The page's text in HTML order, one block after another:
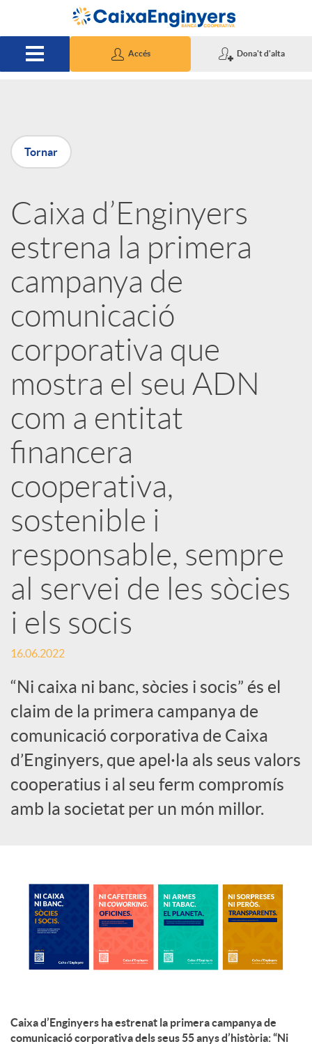
Salta al contingut principal
Accés Dona't d'alta
P
u
b
l
i
c
a
d
o
r
d
e
c
o
n
t
t
Tornar
Caixa d’Enginyers
estrena la primera
campanya de
comunicació
corporativa que
mostra el seu ADN
com a entitat
financera
cooperativa,
sostenible i
responsable, sempre
al servei de les sòcies
i els socis
16.06.2022
“Ni caixa ni banc, sòcies i socis” és el
claim de la primera campanya de
comunicació corporativa de Caixa
d’Enginyers, que apel·la als seus valors
cooperatius i al seu ferm compromís
amb la societat per un món millor.
Caixa d’Enginyers ha estrenat la primera campanya de
comunicació corporativa dels seus 55 anys d’història: “Ni